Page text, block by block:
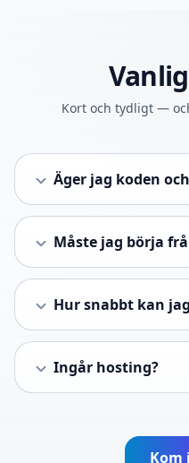
Kort och tydligt —
Äger jag koden
Måste jag börja
Hur snabbt kan
Ingår hosting?
Kom